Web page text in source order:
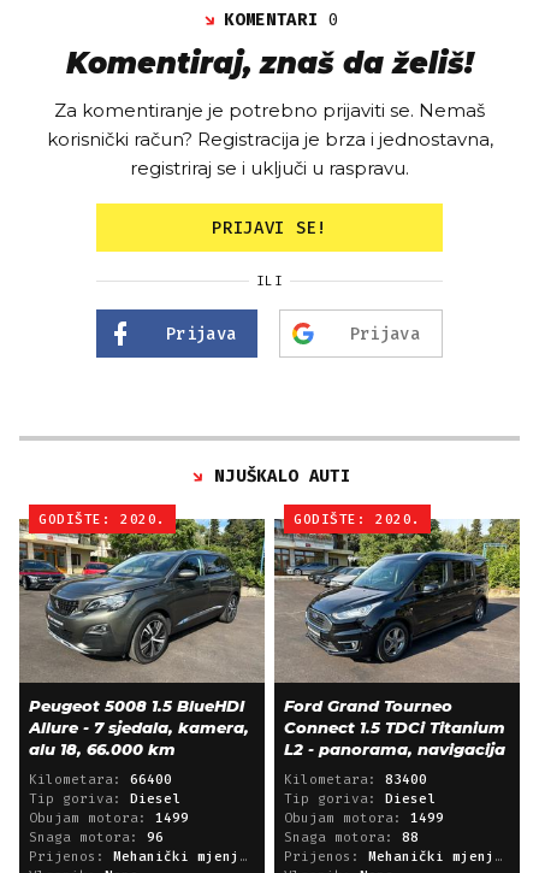
KOMENTARI0
Komentiraj, znaš da želiš!
Za komentiranje je potrebno prijaviti se. Nemaš
korisnički račun? Registracija je brza i jednostavna,
registriraj se i uključi u raspravu.
PRIJAVI SE!
ILI
Prijava Prijava
NJUŠKALO AUTI
GODIŠTE: 2020.
Peugeot 5008 1.5 BlueHDI
Allure - 7 sjedala, kamera,
alu 18, 66.000 km
Kilometara: 66400
Tip goriva: Diesel
Obujam motora: 1499
Snaga motora: 96
Prijenos: Mehanički mjenjač
GODIŠTE: 2020.
Ford Grand Tourneo
Connect 1.5 TDCi Titanium
L2 - panorama, navigacija
Kilometara: 83400
Tip goriva: Diesel
Obujam motora: 1499
Snaga motora: 88
Prijenos: Mehanički mjenjač